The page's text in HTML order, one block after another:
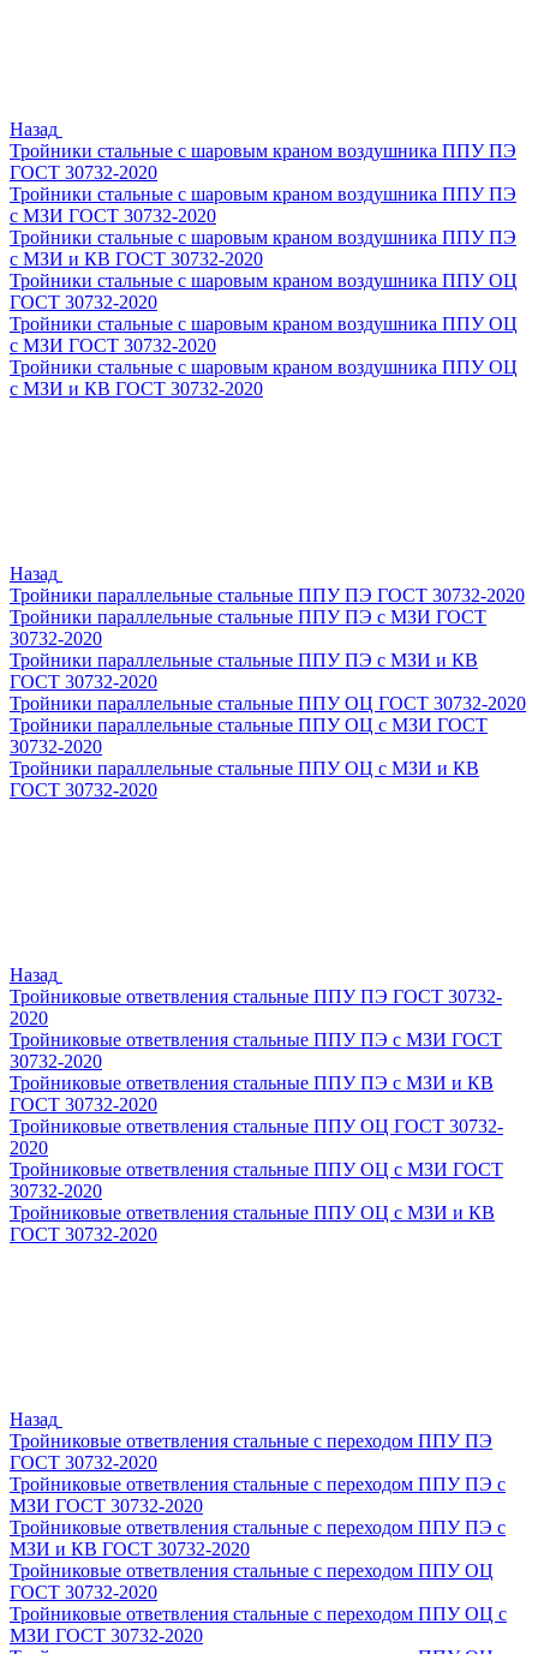
Назад
Тройники стальные с шаровым краном воздушника ППУ ПЭ
ГОСТ 30732-2020
Тройники стальные с шаровым краном воздушника ППУ ПЭ
с МЗИ ГОСТ 30732-2020
Тройники стальные с шаровым краном воздушника ППУ ПЭ
с МЗИ и КВ ГОСТ 30732-2020
Тройники стальные с шаровым краном воздушника ППУ ОЦ
ГОСТ 30732-2020
Тройники стальные с шаровым краном воздушника ППУ ОЦ
с МЗИ ГОСТ 30732-2020
Тройники стальные с шаровым краном воздушника ППУ ОЦ
с МЗИ и КВ ГОСТ 30732-2020
Назад
Тройники параллельные стальные ППУ ПЭ ГОСТ 30732-2020
Тройники параллельные стальные ППУ ПЭ с МЗИ ГОСТ
30732-2020
Тройники параллельные стальные ППУ ПЭ с МЗИ и КВ
ГОСТ 30732-2020
Тройники параллельные стальные ППУ ОЦ ГОСТ 30732-2020
Тройники параллельные стальные ППУ ОЦ с МЗИ ГОСТ
30732-2020
Тройники параллельные стальные ППУ ОЦ с МЗИ и КВ
ГОСТ 30732-2020
Назад
Тройниковые ответвления стальные ППУ ПЭ ГОСТ 30732-
2020
Тройниковые ответвления стальные ППУ ПЭ с МЗИ ГОСТ
30732-2020
Тройниковые ответвления стальные ППУ ПЭ с МЗИ и КВ
ГОСТ 30732-2020
Тройниковые ответвления стальные ППУ ОЦ ГОСТ 30732-
2020
Тройниковые ответвления стальные ППУ ОЦ с МЗИ ГОСТ
30732-2020
Тройниковые ответвления стальные ППУ ОЦ с МЗИ и КВ
ГОСТ 30732-2020
Назад
Тройниковые ответвления стальные с переходом ППУ ПЭ
ГОСТ 30732-2020
Тройниковые ответвления стальные с переходом ППУ ПЭ с
МЗИ ГОСТ 30732-2020
Тройниковые ответвления стальные с переходом ППУ ПЭ с
МЗИ и КВ ГОСТ 30732-2020
Тройниковые ответвления стальные с переходом ППУ ОЦ
ГОСТ 30732-2020
Тройниковые ответвления стальные с переходом ППУ ОЦ с
МЗИ ГОСТ 30732-2020